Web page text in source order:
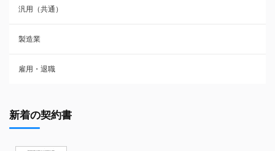
汎用（共通）
製造業
雇用・退職
新着の契約書